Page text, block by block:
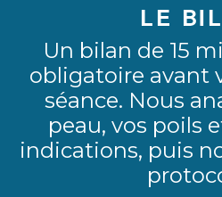
LE
Un bilan de 15
obligatoire avant
séance. Nous
peau, vos poils
indications, puis